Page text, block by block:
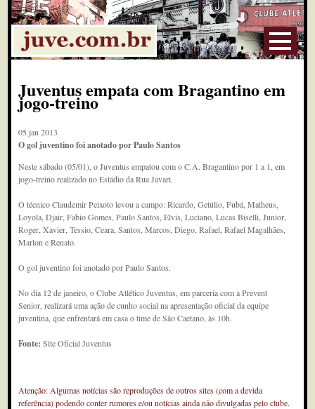
Juventus empata com Bragantino em
jogo-treino
05 jan 2013
O gol juventino foi anotado por Paulo Santos
Neste sábado (05/01), o Juventus empatou com o C.A. Bragantino por 1 a 1, em
jogo-treino realizado no Estádio da Rua Javari.
O técnico Claudemir Peixoto levou a campo: Ricardo, Getúlio, Fubá, Matheus,
Loyola, Djair, Fabio Gomes, Paulo Santos, Elvis, Luciano, Lucas Biselli, Junior,
Roger, Xavier, Tessio, Ceara, Santos, Marcos, Diego, Rafael, Rafael Magalhães,
Marlon e Renato.
O gol juventino foi anotado por Paulo Santos.
No dia 12 de janeiro, o Clube Atlético Juventus, em parceria com a Prevent
Senior, realizará uma ação de cunho social na apresentação oficial da equipe
juventina, que enfrentará em casa o time de São Caetano, às 10h.
Fonte:Site Oficial Juventus
Atenção: Algumas notícias são reproduções de outros sites (com a devida
referência) podendo conter rumores e/ou notícias ainda não divulgadas pelo clube.